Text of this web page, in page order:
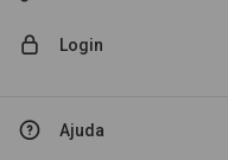
Login
Ajuda